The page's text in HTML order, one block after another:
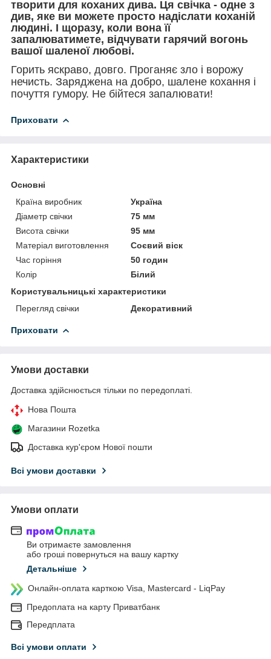
творити для коханих дива. Ця свічка - одне з
див, яке ви можете просто надіслати коханій
людині. І щоразу, коли вона її
запалюватимете, відчувати гарячий вогонь
вашої шаленої любові.
Горить яскраво, довго. Проганяє зло і ворожу
нечисть. Заряджена на добро, шалене кохання і
почуття гумору. Не бійтеся запалювати!
Приховати
Характеристики
Основні
Країна виробник
Україна
Діаметр свічки
75 мм
Висота свічки
95 мм
Матеріал виготовлення
Соєвий віск
Час горіння
50 годин
Колір
Білий
Користувальницькі характеристики
Перегляд свічки
Декоративний
Приховати
Умови доставки
Доставка здійснюється тільки по передоплаті.
Нова Пошта
Магазини Rozetka
Доставка кур'єром Нової пошти
Всі умови доставки
Умови оплати
Ви отримаєте замовлення
або гроші повернуться на вашу картку
Детальніше
Онлайн-оплата карткою Visa, Mastercard - LiqPay
Предоплата на карту Приватбанк
Передплата
Всі умови оплати